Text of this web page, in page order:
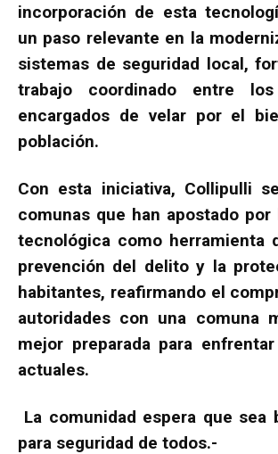
incorporación de esta
un paso relevante en la
sistemas de seguridad local,
trabajo coordinado entre los
encargados de velar por el
población.
Con esta iniciativa, Collipulli
comunas que han apostado por
tecnológica como herramienta
prevención del delito y la
habitantes, reafirmando el
autoridades con una comuna
mejor preparada para
actuales.
La comunidad espera que sea
para seguridad de todos.-